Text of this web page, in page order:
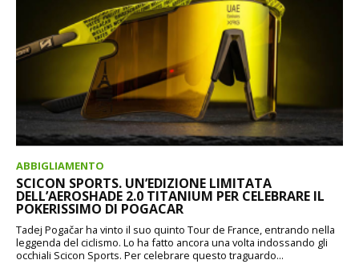
ABBIGLIAMENTO
SCICON SPORTS. UN’EDIZIONE LIMITATA
DELL’AEROSHADE 2.0 TITANIUM PER CELEBRARE IL
POKERISSIMO DI POGACAR
Tadej Pogačar ha vinto il suo quinto Tour de France, entrando nella
leggenda del ciclismo. Lo ha fatto ancora una volta indossando gli
occhiali Scicon Sports. Per celebrare questo traguardo...